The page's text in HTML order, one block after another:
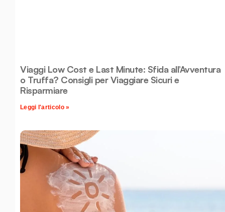
Viaggi Low Cost e Last Minute: Sfida all’Avventura
o Truffa? Consigli per Viaggiare Sicuri e
Risparmiare
Leggi l'articolo »